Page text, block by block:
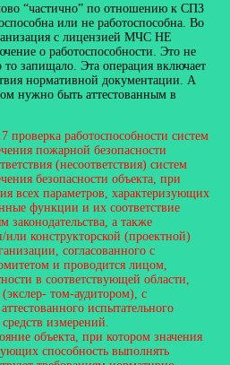
“частично” по отношению к СПЗ
или не работоспособна. Во
с лицензией МЧС НЕ
о работоспособности. Это не
то запищало. Эта операция включает
нормативной документации. А
нужно быть аттестованным в
работоспособности систем
пожарной безопасности
(несоответствия) систем
безопасности объекта, при
всех параметров, характеризующих
функции и их соответствие
законодательства, а также
конструкторской (проектной)
согласованного с
и проводится лицом,
в соответствующей области,
том-аудитором), с
испытательного
измерений.
объекта, при котором значения
способность выполнять